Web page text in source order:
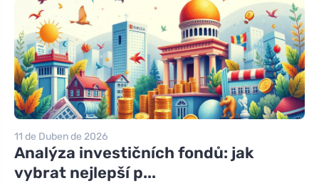
11 de Duben de 2026
Analýza investičních fondů: jak
vybrat nejlepší p...